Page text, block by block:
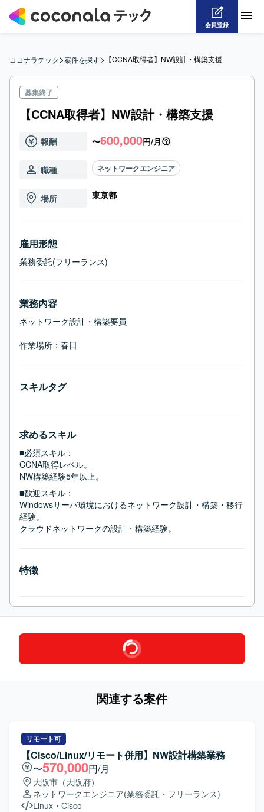
会員登録
ココナラテック>案件を探す> 【CCNA取得者】NW設計・構築支援
募集終了
【CCNA取得者】NW設計・構築支援
報酬 〜600,000円/月
職種 ネットワークエンジニア
場所 東京都
雇用形態
業務委託(フリーランス)
業務内容
ネットワーク設計・構築要員
作業場所：春日
スキルタグ
求めるスキル
■必須スキル：
CCNA取得レベル。
NW構築経験5年以上。
■歓迎スキル：
Windowsサーバ環境におけるネットワーク設計・構築・移行
経験。
クラウドネットワークの設計・構築経験。
特徴
関連する案件
リモート可
【Cisco/Linux/リモート併用】NW設計構築業務
〜570,000円/月
大阪市（大阪府）
ネットワークエンジニア(業務委託・フリーランス)
Linux ・ Cisco